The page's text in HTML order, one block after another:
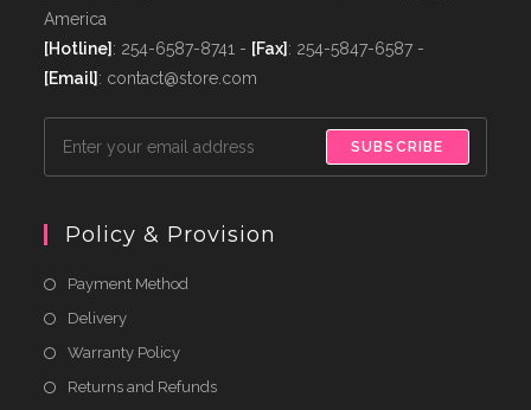
America
[Hotline] : 254-6587-8741 - [Fax] : 254-5847-6587 -
[Email] : contact@store.com
SUBSCRIBE
Policy & Provision
Payment Method
Delivery
Warranty Policy
Returns and Refunds